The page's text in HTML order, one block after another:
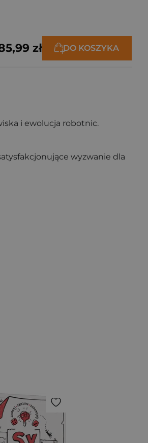
zł DO KOSZYKA
i ewolucja robotnic.
wyzwanie dla